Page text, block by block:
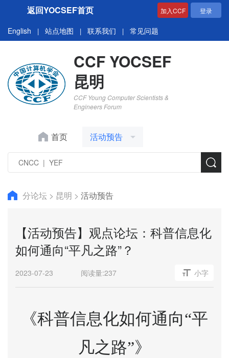
返回YOCSEF首页 加入CCF 登录
English | 站点地图 | 联系我们 | 常见问题
CCF YOCSEF
昆明
CCF Young Computer Scientists &
Engineers Forum
首页 活动预告
分论坛 > 昆明 > 活动预告
【活动预告】观点论坛：科普信息化
如何通向“平凡之路”？
2023-07-23 阅读量:237 小字
《科普信息化如何通向“平
凡之路”》